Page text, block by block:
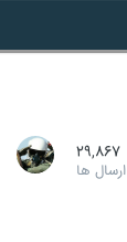
29,867
ارسال ها